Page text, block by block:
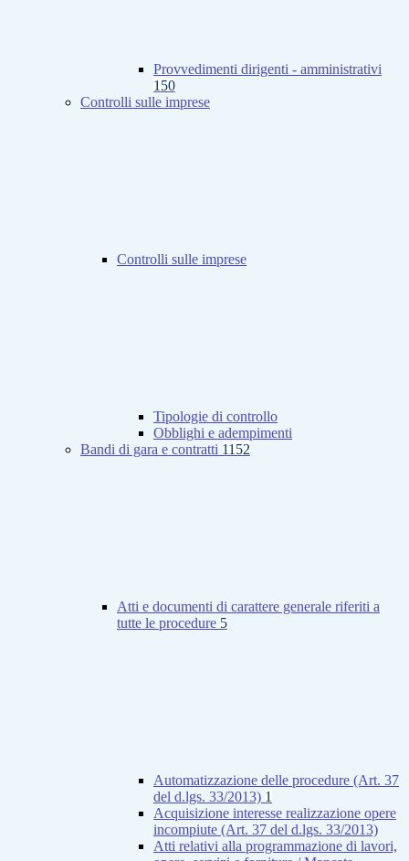
Provvedimenti dirigenti - amministrativi
150
Controlli sulle imprese
Controlli sulle imprese
Tipologie di controllo
Obblighi e adempimenti
Bandi di gara e contratti 1152
Atti e documenti di carattere generale riferiti a
tutte le procedure 5
Automatizzazione delle procedure (Art. 37
del d.lgs. 33/2013) 1
Acquisizione interesse realizzazione opere
incompiute (Art. 37 del d.lgs. 33/2013)
Atti relativi alla programmazione di lavori,